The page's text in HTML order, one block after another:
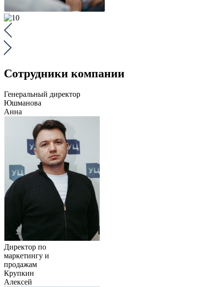
Сотрудники компании
Генеральный директор
Юшманова
Анна
Директор по
маркетингу и
продажам
Крупкин
Алексей